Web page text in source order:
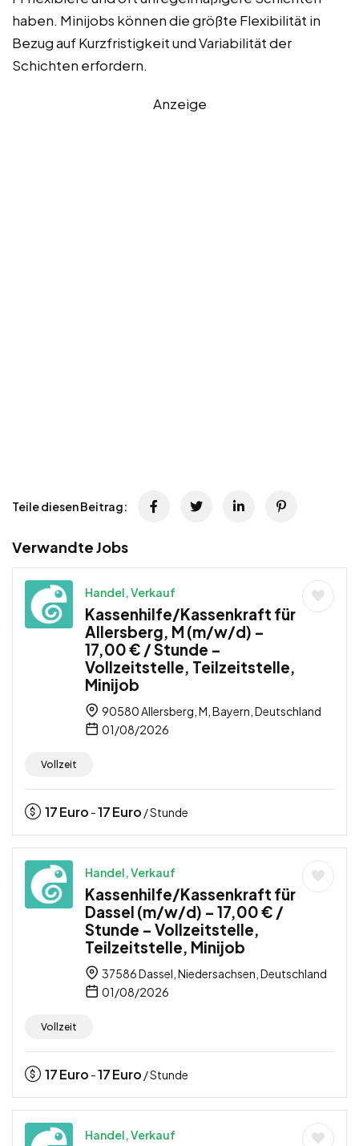
haben. Minijobs können die größte Flexibilität in
Bezug auf Kurzfristigkeit und Variabilität der
Schichten erfordern.
Anzeige
Teile diesen Beitrag:
Verwandte Jobs
Handel, Verkauf
Kassenhilfe/Kassenkraft für
Allersberg, M (m/w/d) –
17,00 € / Stunde –
Vollzeitstelle, Teilzeitstelle,
Minijob
90580 Allersberg, M, Bayern, Deutschland
01/08/2026
Vollzeit
17Euro -17Euro / Stunde
Handel, Verkauf
Kassenhilfe/Kassenkraft für
Dassel (m/w/d) – 17,00 € /
Stunde – Vollzeitstelle,
Teilzeitstelle, Minijob
37586 Dassel, Niedersachsen, Deutschland
01/08/2026
Vollzeit
17Euro -17Euro / Stunde
Handel, Verkauf